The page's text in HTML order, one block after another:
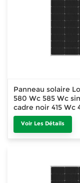
Panneau solaire
580 Wc 585 Wc
cadre noir 415 Wc
Voir Les Détails